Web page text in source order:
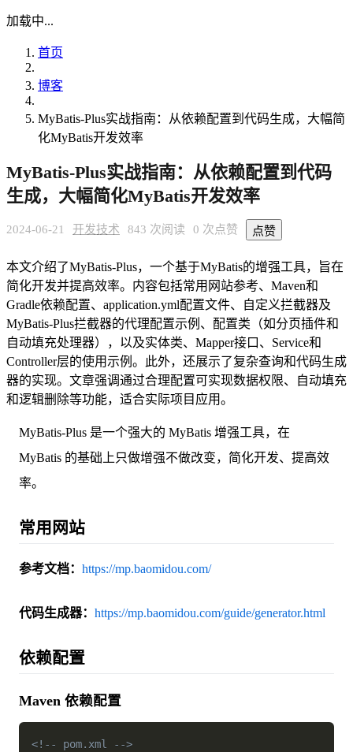
加载中...
首页
博客
MyBatis-Plus实战指南：从依赖配置到代码生成，大幅简
化MyBatis开发效率
MyBatis-Plus实战指南：从依赖配置到代码
生成，大幅简化MyBatis开发效率
2024-06-21 开发技术 843 次阅读 0 次点赞 点赞
本文介绍了MyBatis-Plus，一个基于MyBatis的增强工具，旨在
简化开发并提高效率。内容包括常用网站参考、Maven和
Gradle依赖配置、application.yml配置文件、自定义拦截器及
MyBatis-Plus拦截器的代理配置示例、配置类（如分页插件和
自动填充处理器），以及实体类、Mapper接口、Service和
Controller层的使用示例。此外，还展示了复杂查询和代码生成
器的实现。文章强调通过合理配置可实现数据权限、自动填充
和逻辑删除等功能，适合实际项目应用。
MyBatis-Plus 是一个强大的 MyBatis 增强工具，在
MyBatis 的基础上只做增强不做改变，简化开发、提高效
率。
常用网站
参考文档： https://mp.baomidou.com/
代码生成器： https://mp.baomidou.com/guide/generator.html
依赖配置
Maven 依赖配置
<!-- pom.xml -->